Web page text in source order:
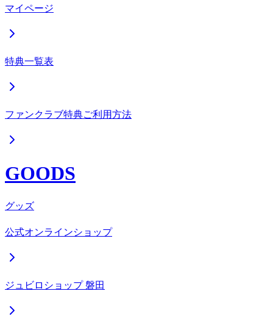
マイページ
特典一覧表
ファンクラブ特典ご利用方法
GOODS
グッズ
公式オンラインショップ
ジュビロショップ 磐田